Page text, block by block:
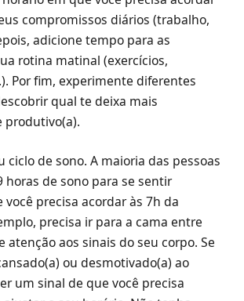
compromissos diários (trabalho,
adicione tempo para as
rotina matinal (exercícios,
Por fim, experimente diferentes
qual te deixa mais
produtivo(a).
ciclo de sono. A maioria das pessoas
horas de sono para se sentir
você precisa acordar às 7h da
precisa ir para a cama entre
atenção aos sinais do seu corpo. Se
ou desmotivado(a) ao
um sinal de que você precisa